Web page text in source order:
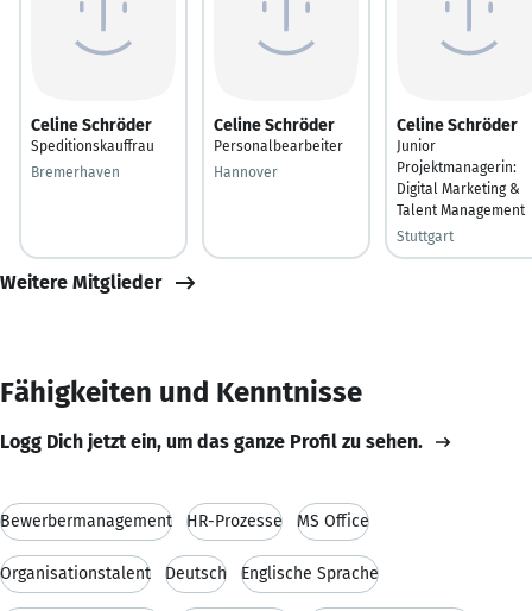
Celine Schröder
Speditionskauffrau
Bremerhaven
Celine Schröder
Personalbearbeiter
Hannover
Celine Schröder
Junior
Projektmanagerin:
Digital Marketing &
Talent Management
Stuttgart
Weitere Mitglieder
Fähigkeiten und Kenntnisse
Logg Dich jetzt ein, um das ganze Profil zu sehen.
Bewerbermanagement HR-Prozesse MS Office
Organisationstalent Deutsch Englische Sprache